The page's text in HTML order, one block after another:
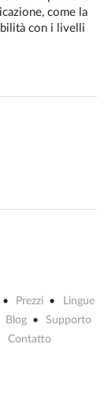
come la
con i livelli
Prezzi
Lingue
Blog
Supporto
Contatto